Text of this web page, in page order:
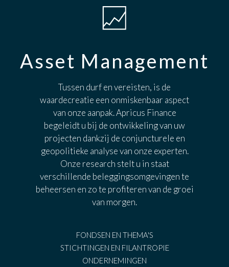
Asset Management
Tussen durf en vereisten, is de
waardecreatie een onmiskenbaar aspect
van onze aanpak. Apricus Finance
begeleidt u bij de ontwikkeling van uw
projecten dankzij de conjuncturele en
geopolitieke analyse van onze experten.
Onze research stelt u in staat
verschillende beleggingsomgevingen te
beheersen en zo te profiteren van de groei
van morgen.
FONDSEN EN THEMA'S
STICHTINGEN EN FILANTROPIE
ONDERNEMINGEN